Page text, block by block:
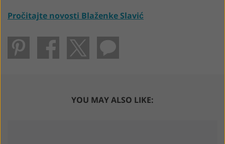
Pročitajte novosti Blaženke Slavić
YOU MAY ALSO LIKE: